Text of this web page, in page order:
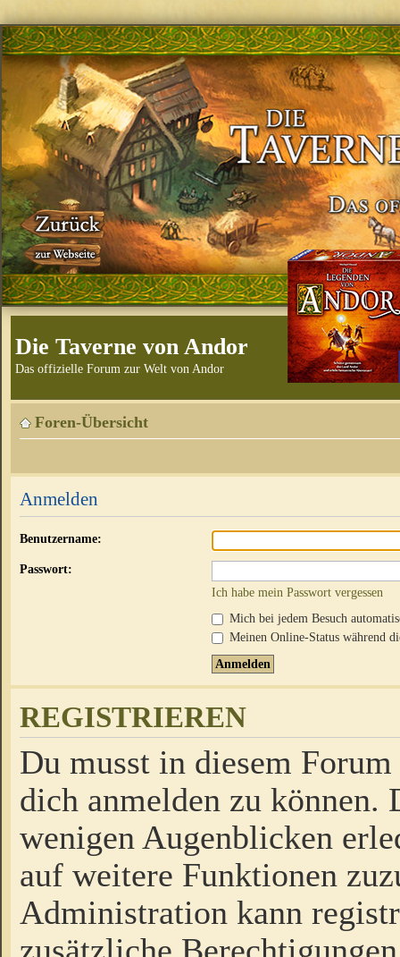
Die Taverne von Andor
Das offizielle Forum zur Welt von Andor
Foren-Übersicht
Anmelden
Benutzername:
Passwort:
Ich habe mein Passwort vergessen
Mich bei jedem Besuch
Meinen Online-Status während
REGISTRIEREN
Du musst in diesem
dich anmelden zu
wenigen Augenblicken
auf weitere Funktionen
Administration kann